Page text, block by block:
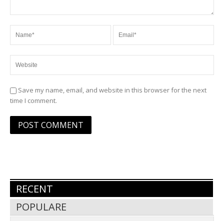
Save my name, email, and website in this browser for the next
time I comment.
RECENT
POPULARE